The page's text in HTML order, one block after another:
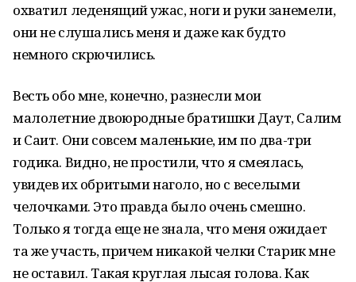
охватил леденящий ужас, ноги и руки занемели,
они не слушались меня и даже как будто
немного скрючились.
Весть обо мне, конечно, разнесли мои
малолетние двоюродные братишки Даут, Салим
и Саит. Они совсем маленькие, им по два-три
годика. Видно, не простили, что я смеялась,
увидев их обритыми наголо, но с веселыми
челочками. Это правда было очень смешно.
Только я тогда еще не знала, что меня ожидает
та же участь, причем никакой челки Старик мне
не оставил. Такая круглая лысая голова. Как